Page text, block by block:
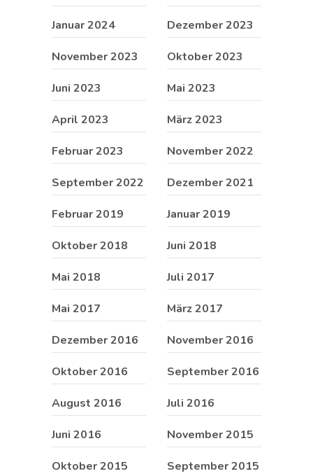
Januar 2024 Dezember 2023
November 2023 Oktober 2023
Juni 2023 Mai 2023
April 2023 März 2023
Februar 2023 November 2022
September 2022 Dezember 2021
Februar 2019 Januar 2019
Oktober 2018 Juni 2018
Mai 2018 Juli 2017
Mai 2017 März 2017
Dezember 2016 November 2016
Oktober 2016 September 2016
August 2016 Juli 2016
Juni 2016 November 2015
Oktober 2015 September 2015